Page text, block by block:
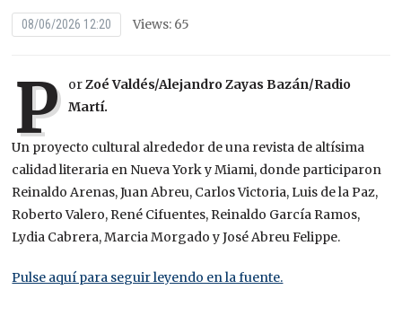
08/06/2026 12:20 Views: 65
P orZoé Valdés/Alejandro Zayas Bazán/Radio
Martí.
Un proyecto cultural alrededor de una revista de altísima
calidad literaria en Nueva York y Miami, donde participaron
Reinaldo Arenas, Juan Abreu, Carlos Victoria, Luis de la Paz,
Roberto Valero, René Cifuentes, Reinaldo García Ramos,
Lydia Cabrera, Marcia Morgado y José Abreu Felippe.
Pulse aquí para seguir leyendo en la fuente.